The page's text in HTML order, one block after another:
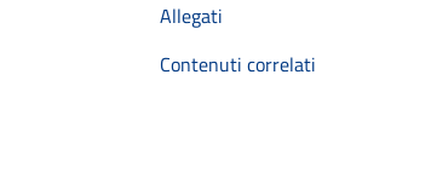
Allegati
Contenuti correlati